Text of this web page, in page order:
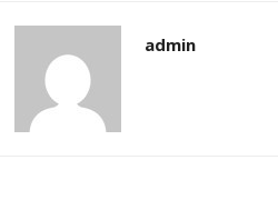
admin